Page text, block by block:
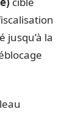
jusqu’à la